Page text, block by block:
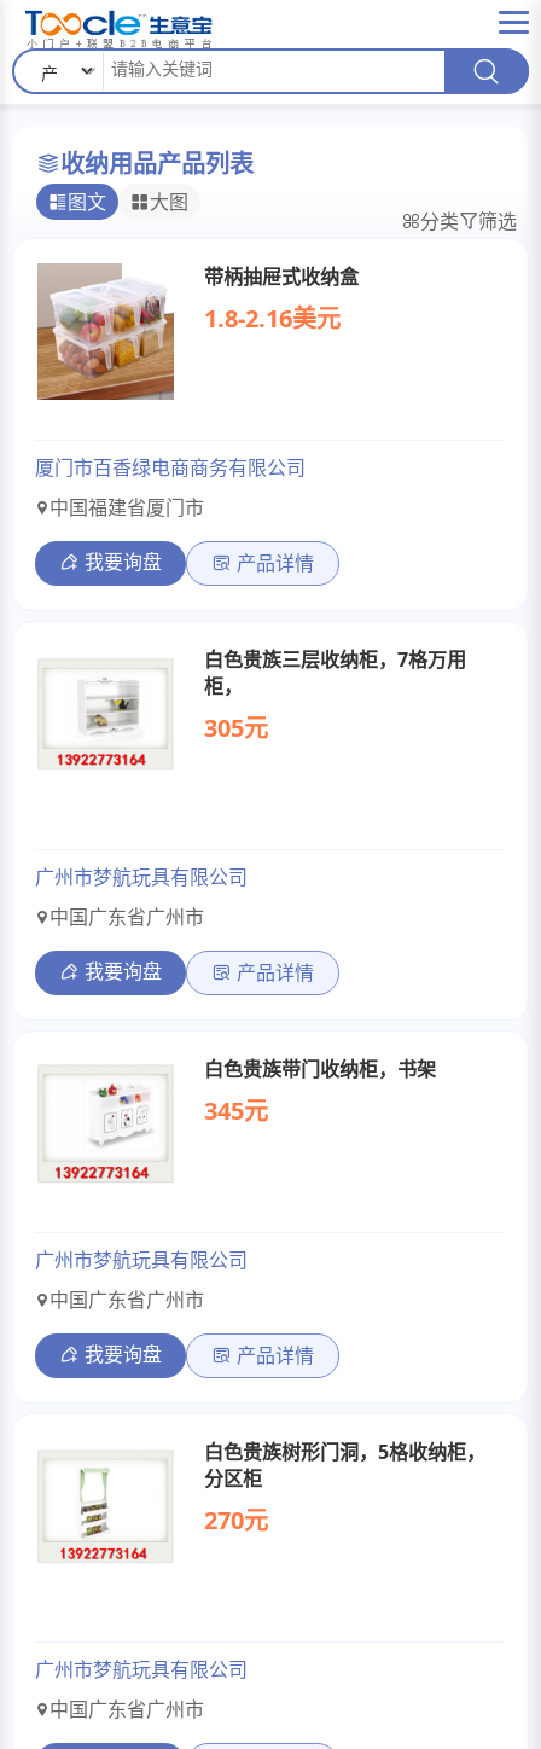
收纳用品产品列表
图文 大图
分类 筛选
带柄抽屉式收纳盒
1.8-2.16美元
厦门市百香绿电商商务有限公司
中国福建省厦门市
我要询盘 产品详情
白色贵族三层收纳柜，7格万用
柜，
305元
广州市梦航玩具有限公司
中国广东省广州市
我要询盘 产品详情
白色贵族带门收纳柜，书架
345元
广州市梦航玩具有限公司
中国广东省广州市
我要询盘 产品详情
白色贵族树形门洞，5格收纳柜，
分区柜
270元
广州市梦航玩具有限公司
中国广东省广州市